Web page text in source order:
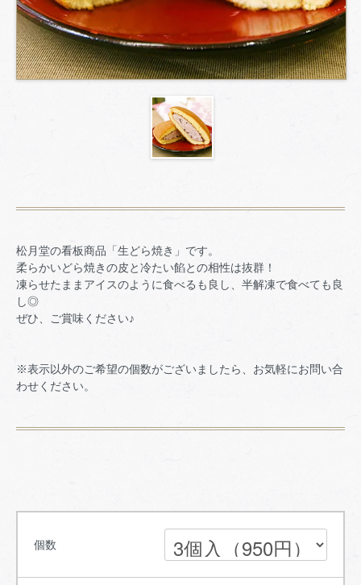
松月堂の看板商品「生どら焼き」です。
柔らかいどら焼きの皮と冷たい餡との相性は抜群！
凍らせたままアイスのように食べるも良し、半解凍で食べても良
し◎
ぜひ、ご賞味ください♪
※表示以外のご希望の個数がございましたら、お気軽にお問い合
わせください。
個数